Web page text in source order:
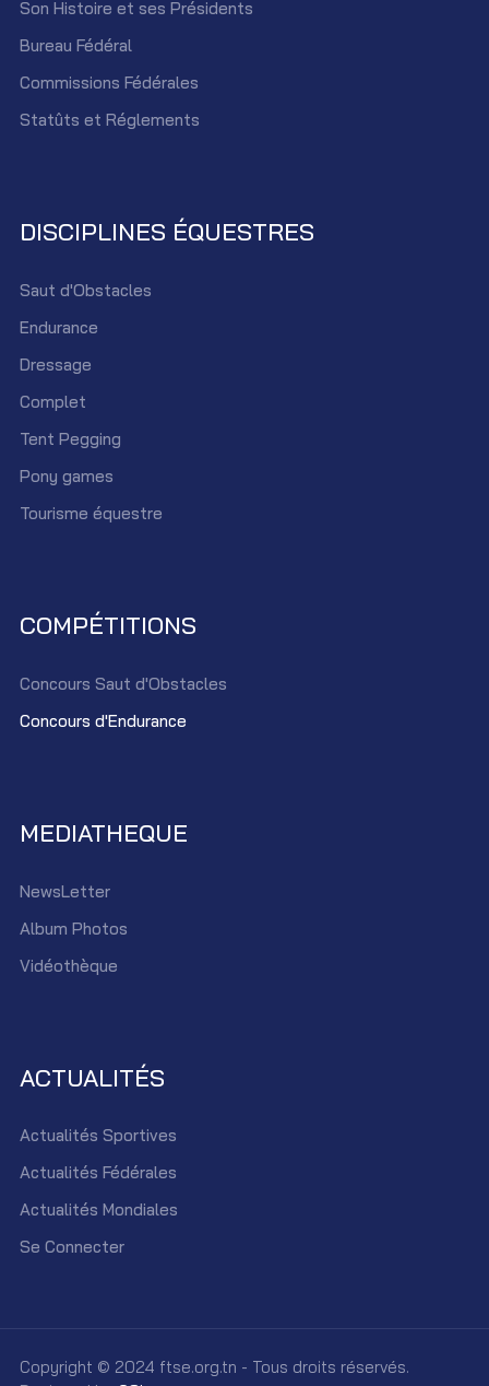
Son Histoire et ses Présidents
Bureau Fédéral
Commissions Fédérales
Statûts et Réglements
DISCIPLINES ÉQUESTRES
Saut d'Obstacles
Endurance
Dressage
Complet
Tent Pegging
Pony games
Tourisme équestre
COMPÉTITIONS
Concours Saut d'Obstacles
Concours d'Endurance
MEDIATHEQUE
NewsLetter
Album Photos
Vidéothèque
ACTUALITÉS
Actualités Sportives
Actualités Fédérales
Actualités Mondiales
Se Connecter
Copyright © 2024 ftse.org.tn - Tous droits réservés.